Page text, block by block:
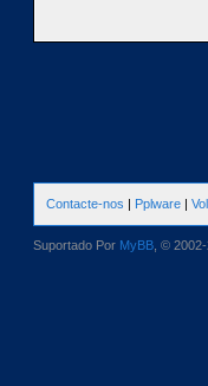
Contacte-nos | Pplware |
Suportado Por MyBB , ©